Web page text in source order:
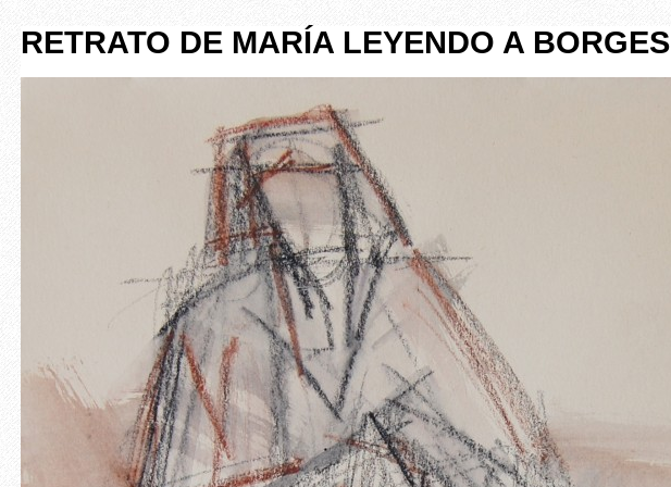
RETRATO DE MARÍA LEYENDO A BORGES